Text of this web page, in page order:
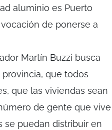
aluminio es Puerto
de ponerse a
Martín Buzzi busca
que todos
que las viviendas sean
de gente que vive
se puedan distribuir en